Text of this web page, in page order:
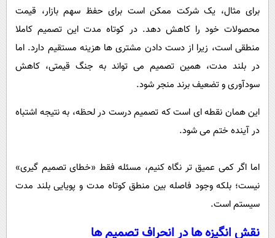
برای مثال، یک شرکت ممکن است برای حفظ سهم بازار، قیمت
محصولات خود را کاهش دهد. در کوتاه مدت این تصمیم کاملا
منطقی است، زیرا از دست دادن مشتری ها هزینه مستقیم دارد. اما
در بلند مدت، همین تصمیم می تواند به جنگ قیمتی، کاهش
سودآوری و تضعیف برند منجر شود.
این همان نقطه ای است که تصمیم درست در لحظه، به نتیجه اشتباه
در آینده ختم می شود.
اما اگر کمی عمیق تر نگاه کنیم، مسئله فقط «خطای تصمیم گیری»
نیست؛ بلکه وجود فاصله بین منطق کوتاه مدت و پویایی بلند مدت
سیستم است.
نقش انگیزه ها در انحراف تصمیم ها